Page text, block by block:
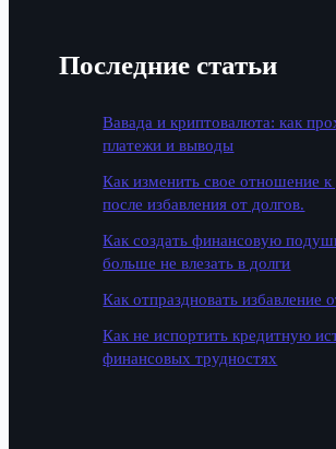
Последние статьи
Вавада и криптовалюта: как
платежи и выводы
Как изменить свое отношение к
после избавления от долгов.
Как создать финансовую
больше не влезать в долги
Как отпраздновать избавление
Как не испортить кредитную
финансовых трудностях